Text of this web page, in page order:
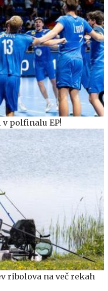
polfinalu EP!
ribolova na več rekah